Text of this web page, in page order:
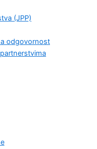
(JPP)
odgovornost